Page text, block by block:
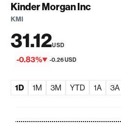
Kinder Morgan Inc
KMI
31.12USD
-0.83% -0.26 USD
1D 1M 3M YTD 1A 3A